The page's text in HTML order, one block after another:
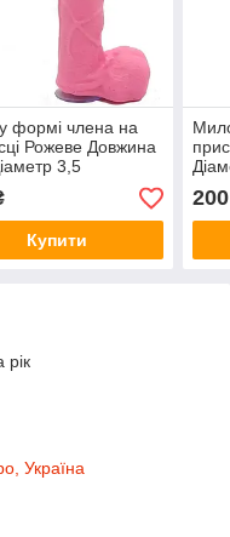
формі члена на
Рожеве Довжина
3,5
Купити
200
рік
Україна